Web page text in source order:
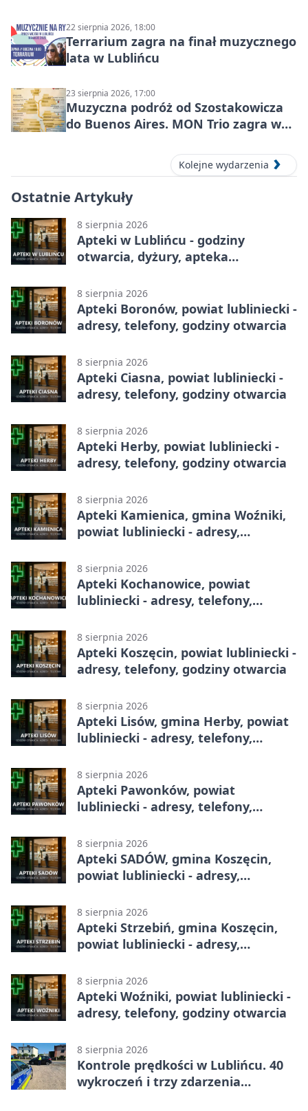
22 sierpnia 2026, 18:00
Terrarium zagra na finał muzycznego
lata w Lublińcu
23 sierpnia 2026, 17:00
Muzyczna podróż od Szostakowicza
do Buenos Aires. MON Trio zagra w
Kolejne wydarzenia
Ostatnie Artykuły
8 sierpnia 2026
Apteki w Lublińcu - godziny
otwarcia, dyżury, apteka
8 sierpnia 2026
Apteki Boronów, powiat lubliniecki -
adresy, telefony, godziny otwarcia
8 sierpnia 2026
Apteki Ciasna, powiat lubliniecki -
adresy, telefony, godziny otwarcia
8 sierpnia 2026
Apteki Herby, powiat lubliniecki -
adresy, telefony, godziny otwarcia
8 sierpnia 2026
Apteki Kamienica, gmina Woźniki,
powiat lubliniecki - adresy,
8 sierpnia 2026
Apteki Kochanowice, powiat
lubliniecki - adresy, telefony,
8 sierpnia 2026
Apteki Koszęcin, powiat lubliniecki -
adresy, telefony, godziny otwarcia
8 sierpnia 2026
Apteki Lisów, gmina Herby, powiat
lubliniecki - adresy, telefony,
8 sierpnia 2026
Apteki Pawonków, powiat
lubliniecki - adresy, telefony,
8 sierpnia 2026
Apteki SADÓW, gmina Koszęcin,
powiat lubliniecki - adresy,
8 sierpnia 2026
Apteki Strzebiń, gmina Koszęcin,
powiat lubliniecki - adresy,
8 sierpnia 2026
Apteki Woźniki, powiat lubliniecki -
adresy, telefony, godziny otwarcia
8 sierpnia 2026
Kontrole prędkości w Lublińcu. 40
wykroczeń i trzy zdarzenia